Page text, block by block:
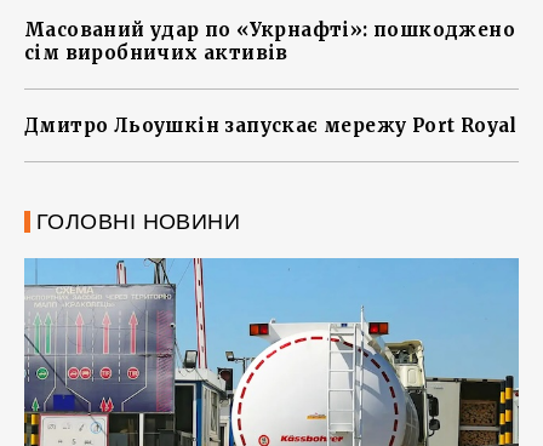
Масований удар по «Укрнафті»: пошкоджено
сім виробничих активів
Дмитро Льоушкін запускає мережу Port Royal
ГОЛОВНІ НОВИНИ